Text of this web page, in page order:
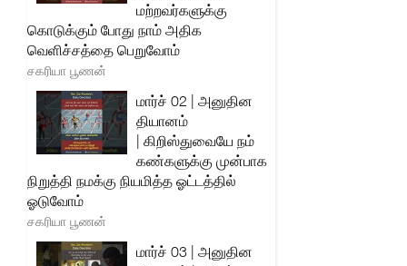
மற்றவர்களுக்கு
கொடுக்கும் போது நாம் அதிக
வெளிச்சத்தை பெறுவோம்
சகரியா பூணன்
மார்ச் 02 | அனுதின
தியானம்
| கிறிஸ்துவையே நம்
கண்களுக்கு முன்பாக
நிறுத்தி நமக்கு நியமித்த ஓட்டத்தில்
ஓடுவோம்
சகரியா பூணன்
மார்ச் 03 | அனுதின